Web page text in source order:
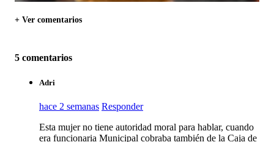
+ Ver comentarios
5 comentarios
Adri
hace 2 semanas Responder
Esta mujer no tiene autoridad moral para hablar, cuando
era funcionaria Municipal cobraba también de la Caja de